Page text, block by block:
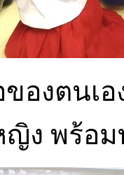
องตนเ
ญิง พร้อ